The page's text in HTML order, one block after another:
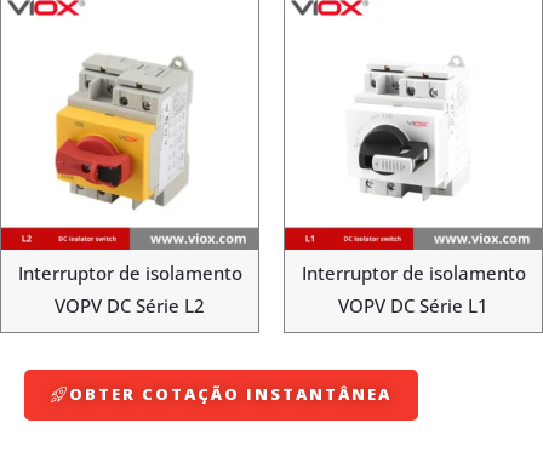
Interruptor de isolamento
VOPV DC Série L2
Interruptor de isolamento
VOPV DC Série L1
OBTER COTAÇÃO INSTANTÂNEA